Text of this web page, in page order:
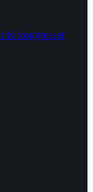
& kongresser